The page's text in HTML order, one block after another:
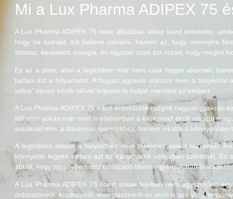
Mi a Lux Pharma ADIPEX 75
A Lux Pharma ADIPEX 75 neve általában akkor kezd érdekelni,
hogy ne tudnád, mit kellene csinálni, hanem az, hogy mennyire
stressz, kevesebb energia, és egyszer csak azt érzed, hogy megint
Ez az a pont, ahol a legtöbben már nem csak fogyni akarnak,
tartani ezt a folyamatot. A fogyás ugyanis sokszor nem a
volna” típusú körök idővel teljesen le tudják meríteni az embert.
A Lux Pharma ADIPEX 75 iránti érdeklődés mögött nagyon gyakran
idő után sokan már nem is elsősorban a kilók miatt érzik rosszul
sokaknál nem a látványos ígéretekhez, hanem inkább a könnyebben
A legtöbben ebben a helyzetben nem tökéletes alakot keresnek.
könnyebb legyen tartani azt az irányt, amit valójában szeretnél.
abból, hogy mennyire tudsz hosszabb távon egyensúlyban maradni.
A Lux Pharma ADIPEX 75 ezért sokak fejében nem egyszerűen
önbizalomról, közérzetről, energiaszintről és arról is szó van, hogy